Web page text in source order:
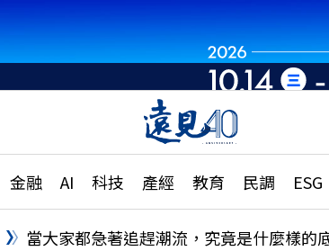
金融 AI 科技 產經 教育 民調 ESG
國際
特輯
大學升學、職涯攻略
縣市施政調查全解析
民調
當大家都急著追趕潮流，究竟是什麼樣的